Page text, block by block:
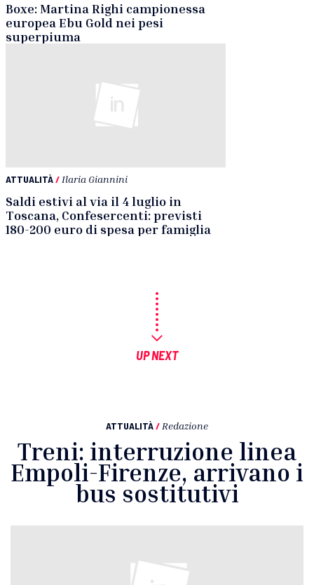
Boxe: Martina Righi campionessa
europea Ebu Gold nei pesi
superpiuma
ATTUALITÀ/ Ilaria Giannini
Saldi estivi al via il 4 luglio in
Toscana, Confesercenti: previsti
180-200 euro di spesa per famiglia
UP NEXT
ATTUALITÀ/ Redazione
Treni: interruzione linea
Empoli-Firenze, arrivano i
bus sostitutivi